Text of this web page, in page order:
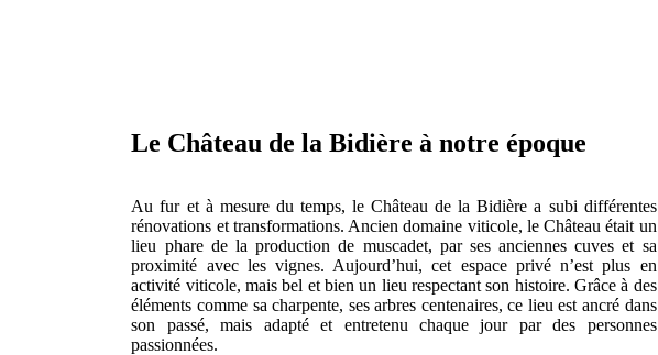
Le Château de la Bidière à notre époque
Au fur et à mesure du temps, le Château de la Bidière a subi différentes
rénovations et transformations. Ancien domaine viticole, le Château était un
lieu phare de la production de muscadet, par ses anciennes cuves et sa
proximité avec les vignes. Aujourd’hui, cet espace privé n’est plus en
activité viticole, mais bel et bien un lieu respectant son histoire. Grâce à des
éléments comme sa charpente, ses arbres centenaires, ce lieu est ancré dans
son passé, mais adapté et entretenu chaque jour par des personnes
passionnées.